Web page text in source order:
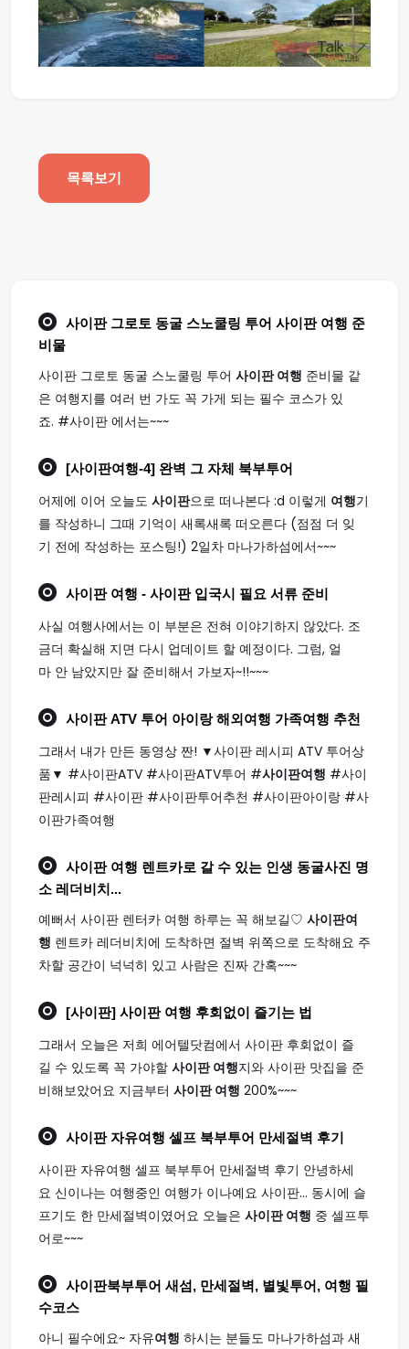
목록보기
사이판 그로토 동굴 스노쿨링 투어 사이판 여행 준
비물
사이판 그로토 동굴 스노쿨링 투어 사이판 여행 준비물 같
은 여행지를 여러 번 가도 꼭 가게 되는 필수 코스가 있
죠. #사이판 에서는~~~
[사이판여행-4] 완벽 그 자체 북부투어
어제에 이어 오늘도 사이판으로 떠나본다 :d 이렇게 여행기
를 작성하니 그때 기억이 새록새록 떠오른다 (점점 더 잊
기 전에 작성하는 포스팅!) 2일차 마나가하섬에서~~~
사이판 여행 - 사이판 입국시 필요 서류 준비
사실 여행사에서는 이 부분은 전혀 이야기하지 않았다. 조
금더 확실해 지면 다시 업데이트 할 예정이다. 그럼, 얼
마 안 남았지만 잘 준비해서 가보자~!!~~~
사이판ATV 투어 아이랑 해외 여행 가족여행 추천
그래서 내가 만든 동영상 짠! ▼사이판 레시피 ATV 투어상
품▼ #사이판ATV #사이판ATV투어 #사이판여행 #사이
판레시피 #사이판 #사이판투어추천 #사이판아이랑 #사
이판가족여행
사이판 여행 렌트카로 갈 수 있는 인생 동굴사진 명
소 레더비치...
예뻐서 사이판 렌터카 여행 하루는 꼭 해보길♡ 사이판여
행 렌트카 레더비치에 도착하면 절벽 위쪽으로 도착해요 주
차할 공간이 넉넉히 있고 사람은 진짜 간혹~~~
[사이판] 사이판 여행 후회없이 즐기는 법
그래서 오늘은 저희 에어텔닷컴에서 사이판 후회없이 즐
길 수 있도록 꼭 가야할 사이판 여행지와 사이판 맛집을 준
비해보았어요 지금부터 사이판 여행 200%~~~
사이판자유여행 셀프 북부투어 만세절벽 후기
사이판 자유여행 셀프 북부투어 만세절벽 후기 안녕하세
요 신이나는 여행중인 여행가 이나예요 사이판... 동시에 슬
프기도 한 만세절벽이였어요 오늘은 사이판 여행 중 셀프투
어로~~~
사이판북부투어 새섬, 만세절벽, 별빛투어, 여행 필
수코스
아니 필수에요~ 자유여행 하시는 분들도 마나가하섬과 새